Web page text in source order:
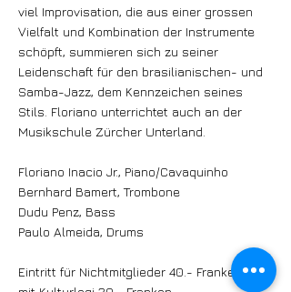
viel Improvisation, die aus einer grossen
Vielfalt und Kombination der Instrumente
schöpft, summieren sich zu seiner
Leidenschaft für den brasilianischen- und
Samba-Jazz, dem Kennzeichen seines
Stils. Floriano unterrichtet auch an der
Musikschule Zürcher Unterland.
Floriano Inacio Jr., Piano/Cavaquinho
Bernhard Bamert, Trombone
Dudu Penz, Bass
Paulo Almeida, Drums
Eintritt für Nichtmitglieder 40.- Franken